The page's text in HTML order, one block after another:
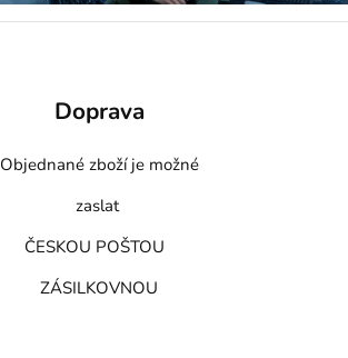
Doprava
Objednané zboží je možné
zaslat
ČESKOU POŠTOU
ZÁSILKOVNOU